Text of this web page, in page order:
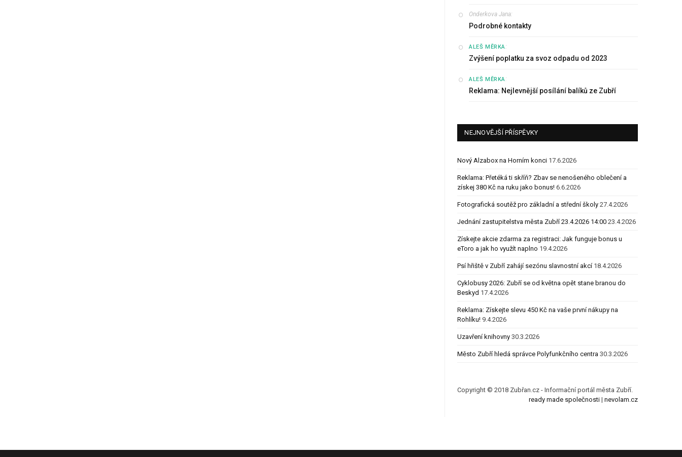
Onderkova Jana:
Podrobné kontakty
ALEŠ MĚRKA:
Zvýšení poplatku za svoz odpadu od 2023
ALEŠ MĚRKA:
Reklama: Nejlevnější posílání balíků ze Zubří
NEJNOVĚJŠÍ PŘÍSPĚVKY
Nový Alzabox na Horním konci 17.6.2026
Reklama: Přetéká ti skříň? Zbav se nenošeného oblečení a
získej 380 Kč na ruku jako bonus! 6.6.2026
Fotografická soutěž pro základní a střední školy 27.4.2026
Jednání zastupitelstva města Zubří 23.4.2026 14:00 23.4.2026
Získejte akcie zdarma za registraci: Jak funguje bonus u
eToro a jak ho využít naplno 19.4.2026
Psí hřiště v Zubří zahájí sezónu slavnostní akcí 18.4.2026
Cyklobusy 2026: Zubří se od května opět stane branou do
Beskyd 17.4.2026
Reklama: Získejte slevu 450 Kč na vaše první nákupy na
Rohlíku! 9.4.2026
Uzavření knihovny 30.3.2026
Město Zubří hledá správce Polyfunkčního centra 30.3.2026
Copyright © 2018 Zubřan.cz - Informační portál města Zubří.
ready made společnosti| nevolam.cz